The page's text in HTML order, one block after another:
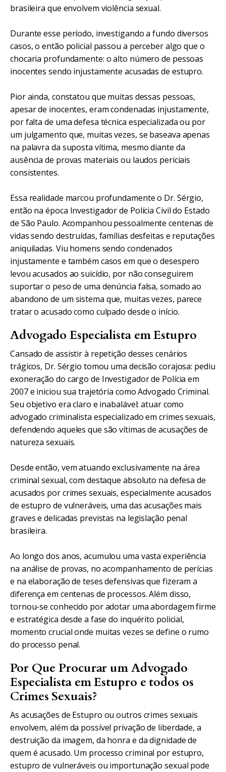
brasileira que envolvem violência sexual.
Durante esse período, investigando a fundo diversos
casos, o então policial passou a perceber algo que o
chocaria profundamente: o alto número de pessoas
inocentes sendo injustamente acusadas de estupro.
Pior ainda, constatou que muitas dessas pessoas,
apesar de inocentes, eram condenadas injustamente,
por falta de uma defesa técnica especializada ou por
um julgamento que, muitas vezes, se baseava apenas
na palavra da suposta vítima, mesmo diante da
ausência de provas materiais ou laudos periciais
consistentes.
Essa realidade marcou profundamente o Dr. Sérgio,
então na época Investigador de Polícia Civil do Estado
de São Paulo. Acompanhou pessoalmente centenas de
vidas sendo destruídas, famílias desfeitas e reputações
aniquiladas. Viu homens sendo condenados
injustamente e também casos em que o desespero
levou acusados ao suicídio, por não conseguirem
suportar o peso de uma denúncia falsa, somado ao
abandono de um sistema que, muitas vezes, parece
tratar o acusado como culpado desde o início.
Advogado Especialista em Estupro
Cansado de assistir à repetição desses cenários
trágicos, Dr. Sérgio tomou uma decisão corajosa: pediu
exoneração do cargo de Investigador de Polícia em
2007 e iniciou sua trajetória como Advogado Criminal.
Seu objetivo era claro e inabalável: atuar como
advogado criminalista especializado em crimes sexuais,
defendendo aqueles que são vítimas de acusações de
natureza sexuais.
Desde então, vem atuando exclusivamente na área
criminal sexual, com destaque absoluto na defesa de
acusados por crimes sexuais, especialmente acusados
de estupro de vulneráveis, uma das acusações mais
graves e delicadas previstas na legislação penal
brasileira.
Ao longo dos anos, acumulou uma vasta experiência
na análise de provas, no acompanhamento de perícias
e na elaboração de teses defensivas que fizeram a
diferença em centenas de processos. Além disso,
tornou-se conhecido por adotar uma abordagem firme
e estratégica desde a fase do inquérito policial,
momento crucial onde muitas vezes se define o rumo
do processo penal.
Por Que Procurar um Advogado
Especialista em Estupro e todos os
Crimes Sexuais?
As acusações de Estupro ou outros crimes sexuais
envolvem, além da possível privação de liberdade, a
destruição da imagem, da honra e da dignidade de
quem é acusado. Um processo criminal por estupro,
estupro de vulneráveis ou importunação sexual pode